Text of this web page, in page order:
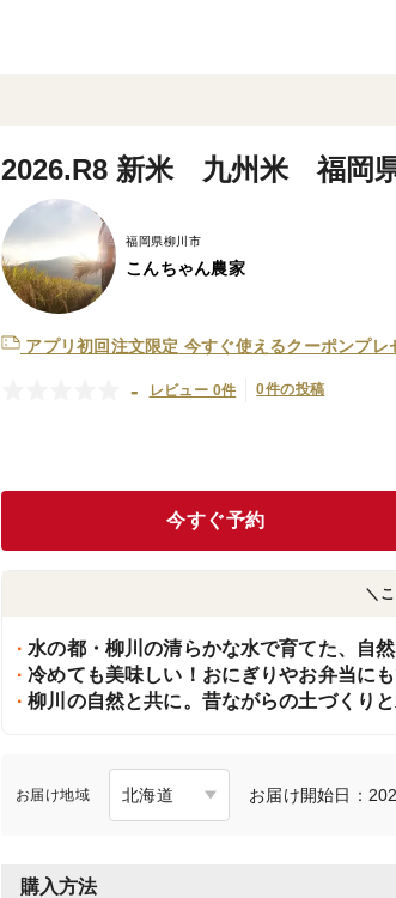
2026.R8 新米 九州米 福岡
福岡県柳川市
こんちゃん農家
アプリ初回注文限定 今すぐ使えるクーポンプレ
- レビュー 0件 0件の投稿
今すぐ予約
＼
水の都・柳川の清らかな水で育てた、自
冷めても美味しい！おにぎりやお弁当に
柳川の自然と共に。昔ながらの土づくり
お届け地域 お届け開始日：
購入方法